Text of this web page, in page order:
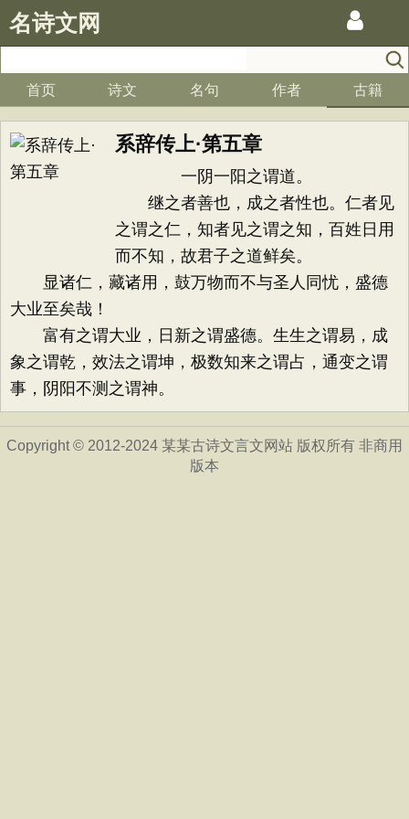
名诗文网
首页 诗文 名句 作者 古籍
系辞传上·第五章
一阴一阳之谓道。
继之者善也，成之者性也。仁者见
之谓之仁，知者见之谓之知，百姓日用
而不知，故君子之道鲜矣。
显诸仁，藏诸用，鼓万物而不与圣人同忧，盛德
大业至矣哉！
富有之谓大业，日新之谓盛德。生生之谓易，成
象之谓乾，效法之谓坤，极数知来之谓占，通变之谓
事，阴阳不测之谓神。
Copyright © 2012-2024 某某古诗文言文网站 版权所有 非商用
版本